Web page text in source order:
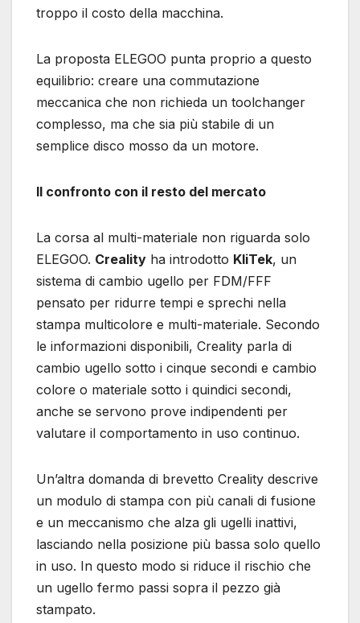
troppo il costo della macchina.
La proposta ELEGOO punta proprio a questo
equilibrio: creare una commutazione
meccanica che non richieda un toolchanger
complesso, ma che sia più stabile di un
semplice disco mosso da un motore.
Il confronto con il resto del mercato
La corsa al multi-materiale non riguarda solo
ELEGOO. Creality ha introdotto KliTek, un
sistema di cambio ugello per FDM/FFF
pensato per ridurre tempi e sprechi nella
stampa multicolore e multi-materiale. Secondo
le informazioni disponibili, Creality parla di
cambio ugello sotto i cinque secondi e cambio
colore o materiale sotto i quindici secondi,
anche se servono prove indipendenti per
valutare il comportamento in uso continuo.
Un’altra domanda di brevetto Creality descrive
un modulo di stampa con più canali di fusione
e un meccanismo che alza gli ugelli inattivi,
lasciando nella posizione più bassa solo quello
in uso. In questo modo si riduce il rischio che
un ugello fermo passi sopra il pezzo già
stampato.